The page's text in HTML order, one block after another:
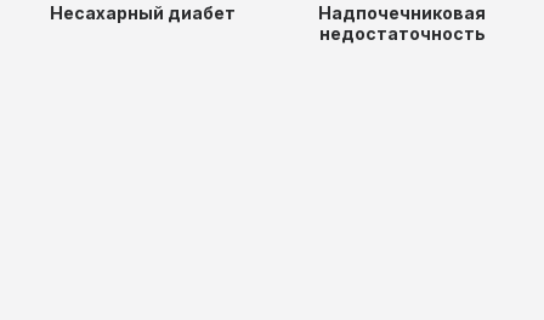
Несахарный диабет
Надпочечниковая
недостаточность